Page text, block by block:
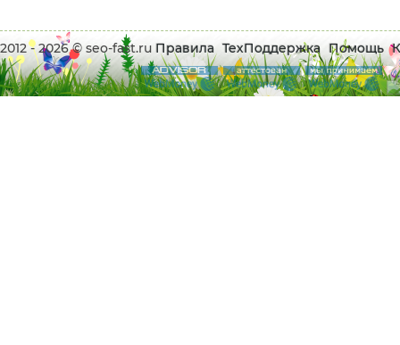
2012 - 2026 © seo-fast.ru Правила ТехПоддержка Помощь